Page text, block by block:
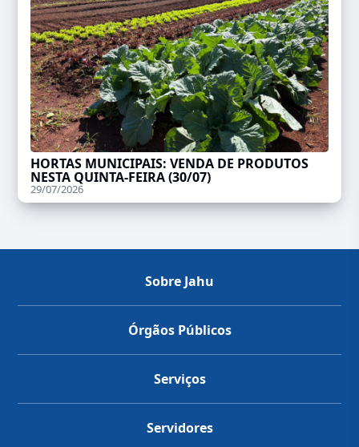
HORTAS MUNICIPAIS: VENDA DE PRODUTOS
NESTA QUINTA-FEIRA (30/07)
29/07/2026
Sobre Jahu
Órgãos Públicos
Serviços
Servidores